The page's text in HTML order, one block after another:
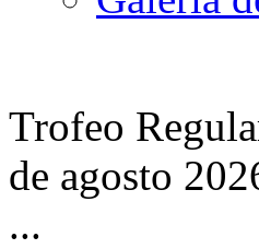
Trofeo
de agosto
...